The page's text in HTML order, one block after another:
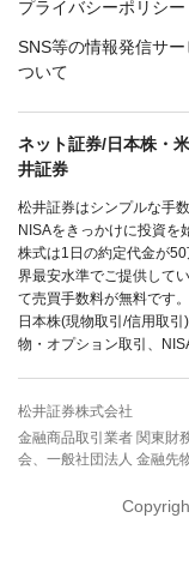
プライバシーポリシー
SNS等の情報発信サー
ついて
ネット証券/日本株・
井証券
松井証券はシンプルな手
NISAをきっかけに投資を
株式は1日の約定代金が
界最安水準でご提供して
て売買手数料が無料です。
日本株(現物取引/信用取
物・オプション取引、
松井証券株式会社
金融商品取引業者 関東財
会、一般社団法人 金融先